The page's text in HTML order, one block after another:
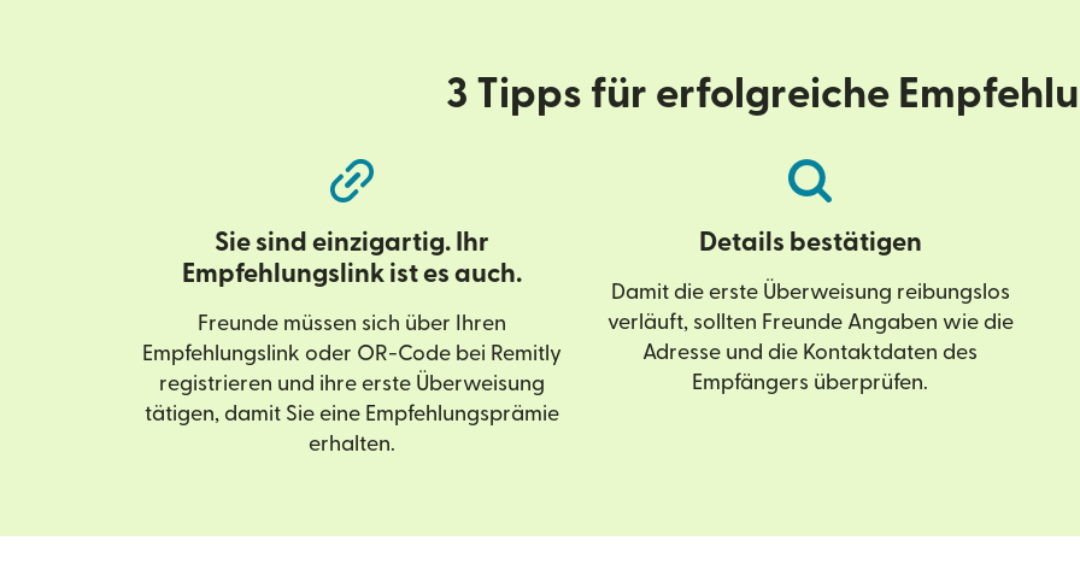
3 Tipps für erfolgreiche
Sie sind einzigartig. Ihr
Empfehlungslink ist es auch.
Freunde müssen sich über Ihren
Empfehlungslink oder OR-Code bei Remitly
registrieren und ihre erste Überweisung
tätigen, damit Sie eine Empfehlungsprämie
erhalten.
Details bestätigen
Damit die erste Überweisung reibungslos
verläuft, sollten Freunde Angaben wie die
Adresse und die Kontaktdaten des
Empfängers überprüfen.